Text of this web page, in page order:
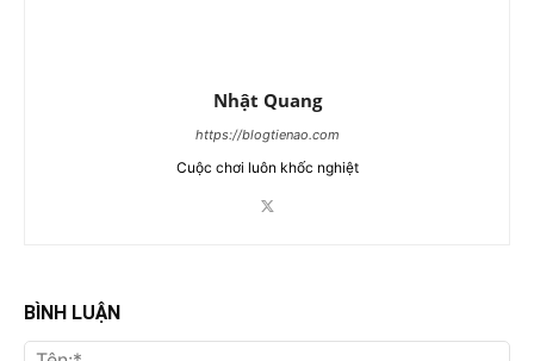
Nhật Quang
https://blogtienao.com
Cuộc chơi luôn khốc nghiệt
BÌNH LUẬN